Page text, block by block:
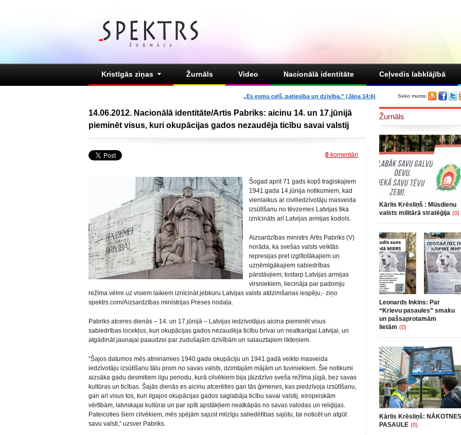
Kristīgās ziņas Žurnāls Video Nacionālā identitāte Ceļvedis labklājībā
Seko mums:
„Es esmu ceļš, patiesība un dzīvība.” (Jāņa 14:6)
14.06.2012. Nacionālā identitāte/Artis Pabriks: aicinu 14. un 17.jūnijā
pieminēt visus, kuri okupācijas gados nezaudēja ticību savai valstij
0 komentāri
Šogad aprit 71 gads kopš traģiskajiem
1941.gada 14.jūnija notikumiem, kad
vienlaikus ar civiliedzīvotāju masveida
izsūtīšanu no tēvzemes Latvijas tika
iznīcināts arī Latvijas armijas kodols.
Aizsardzības ministrs Artis Pabriks (V)
norāda, ka svešas valsts veiktās
represijas pret izglītotākajiem un
uzņēmīgākajiem sabiedrības
pārstāvjiem, tostarp Latvijas armijas
virsniekiem, liecināja par padomju
režīma vēlmi uz visiem laikiem iznīcināt jebkuru Latvijas valsts atdzimšanas iespēju,- ziņo
spektrs.com/Aizsardzības ministrijas Preses nodaļa.
Pabriks atceres dienās – 14. un 17.jūnijā – Latvijas iedzīvotājus aicina pieminēt visus
sabiedrības locekļus, kuri okupācijas gados nezaudēja ticību brīvai un neatkarīgai Latvijai, un
atgādināt jaunajai paaudzei par zudušajām dzīvībām un salauztajiem likteņiem.
“Šajos datumos mēs atminamies 1940.gada okupāciju un 1941.gadā veikto masveida
iedzīvotāju izsūtīšanu tālu prom no savas valsts, dzimtajām mājām un tuviniekiem. Šie notikumi
aizsāka gadu desmitiem ilgu periodu, kurā cilvēkiem bija jāizdzīvo sveša režīma jūgā, bez savas
kultūras un ticības. Šajās dienās es aicinu atcerēties gan tās ģimenes, kas piedzīvoja izsūtīšanu,
gan arī visus tos, kuri ilgajos okupācijas gados saglabāja ticību savai valstij, eiropeiskām
vērtībām, latviskajai kultūrai un par spīti apstākļiem neatkāpās no savas valodas un reliģijas.
Pateicoties šiem cilvēkiem, mēs spējām sajust milzīgu saliedētības sajūtu, tai noticēt un atgūt
savu valsti,” uzsver Pabriks.
Žurnāls
Kārlis Krēsliņš : Mūsdienu
valsts militārā stratēģija (0)
Leonards Inkins: Par
“Krievu pasaules” smaku
un pašsaprotamām
lietām (0)
Kārlis Krēsliņš: NĀKOTNES
PASAULE (0)